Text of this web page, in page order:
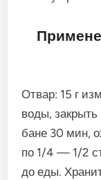
Отвар: 15 г
воды,
бане 30 мин,
по 1/4 — 1/2
до еды.